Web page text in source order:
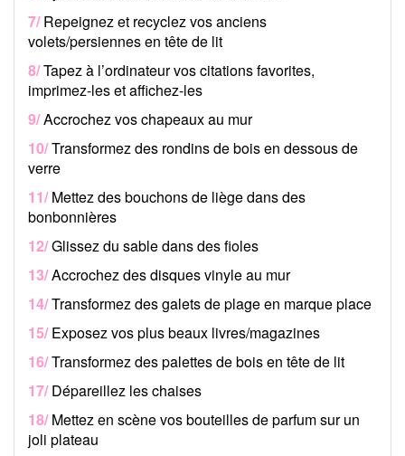
7/Repeignez et recyclez vos anciens
volets/persiennes en tête de lit
8/Tapez à l’ordinateur vos citations favorites,
imprimez-les et affichez-les
9/Accrochez vos chapeaux au mur
10/Transformez des rondins de bois en dessous de
verre
11/Mettez des bouchons de liège dans des
bonbonnières
12/Glissez du sable dans des fioles
13/Accrochez des disques vinyle au mur
14/Transformez des galets de plage en marque place
15/Exposez vos plus beaux livres/magazines
16/Transformez des palettes de bois en tête de lit
17/Dépareillez les chaises
18/Mettez en scène vos bouteilles de parfum sur un
joli plateau